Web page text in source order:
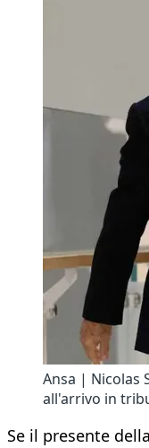
Ansa | Nicolas
all'arrivo in
Se il presente